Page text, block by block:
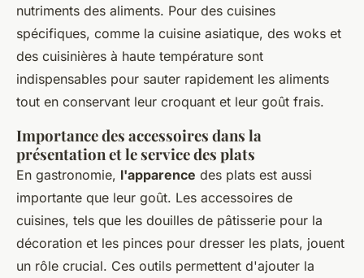
nutriments des aliments. Pour des cuisines
spécifiques, comme la cuisine asiatique, des woks et
des cuisinières à haute température sont
indispensables pour sauter rapidement les aliments
tout en conservant leur croquant et leur goût frais.
Importance des accessoires dans la
présentation et le service des plats
En gastronomie, l'apparence des plats est aussi
importante que leur goût. Les accessoires de
cuisines, tels que les douilles de pâtisserie pour la
décoration et les pinces pour dresser les plats, jouent
un rôle crucial. Ces outils permettent d'ajouter la